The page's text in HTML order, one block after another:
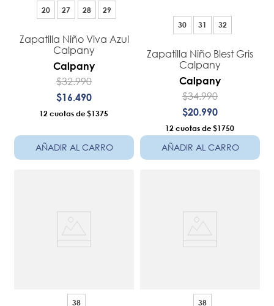
20 27 28 29
Zapatilla Niño Viva Azul
Calpany
Calpany
$32.990
$16 490
12 $1375
AÑADIR AL CARRO
30 31 32
Zapatilla Niño Blest Gris
Calpany
Calpany
$34.990
$20.990
12 $1750
AÑADIR AL CARRO
38 38